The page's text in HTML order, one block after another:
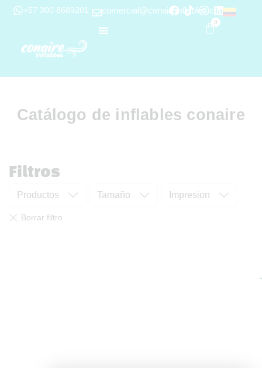
+57 300 8689201 comercial@conaireinflables.com
0
Catálogo de inflables conaire
Filtros
Productos Tamaño Impresion